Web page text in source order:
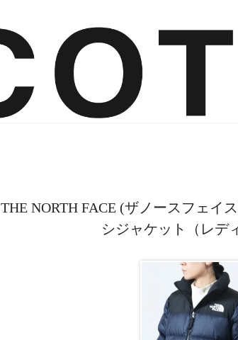
THE NORTH FACE (ザノースフェイ
シジャケット（レデ